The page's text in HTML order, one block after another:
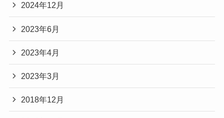
2024年12月
2023年6月
2023年4月
2023年3月
2018年12月